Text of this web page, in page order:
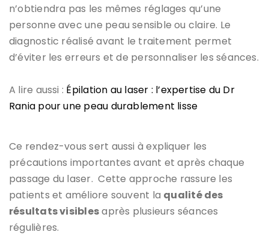
n’obtiendra pas les mêmes réglages qu’une
personne avec une peau sensible ou claire. Le
diagnostic réalisé avant le traitement permet
d’éviter les erreurs et de personnaliser les séances.
A lire aussi : Épilation au laser : l’expertise du Dr
Rania pour une peau durablement lisse
Ce rendez-vous sert aussi à expliquer les
précautions importantes avant et après chaque
passage du laser. Cette approche rassure les
patients et améliore souvent la qualité des
résultats visiblesaprès plusieurs séances
régulières.